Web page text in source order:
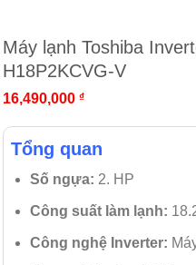
Máy lạnh Toshiba
H18P2KCVG-V
16,490,000 ₫
Tổng quan
Số ngựa: 2. HP
Công suất làm lạnh:
Công nghệ Inverter: